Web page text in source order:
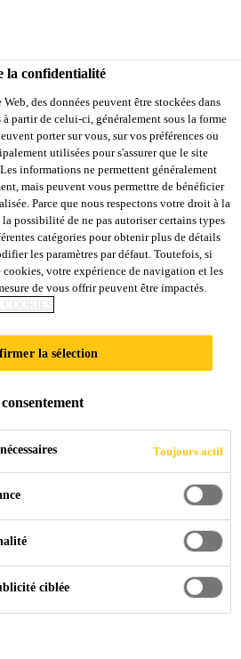
AG", it seems you are
We have a dedicated website for
ON THE SIKA
AG WEBSITE
SELECT A
COUNTRY
DE
WP
Membranes de protection WP
la confidentialité
des données peuvent être stockées dans
partir de celui-ci, généralement sous la forme
porter sur vous, sur vos préférences ou
utilisées pour s'assurer que le site
informations ne permettent généralement
mais peuvent vous permettre de bénéficier
Parce que nous respectons votre droit à la
possibilité de ne pas autoriser certains types
catégories pour obtenir plus de détails
les paramètres par défaut. Toutefois, si
votre expérience de navigation et les
de vous offrir peuvent être impactés.
la sélection
Toujours actif
ciblée